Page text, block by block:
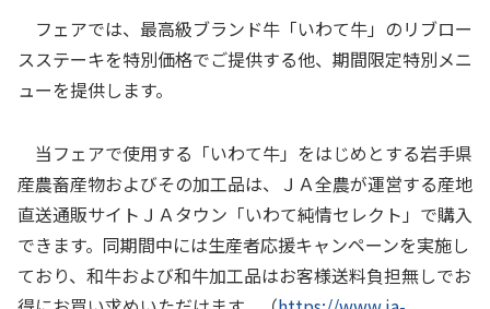
フェアでは、最高級ブランド牛「いわて牛」のリブロー
スステーキを特別価格でご提供する他、期間限定特別メニ
ューを提供します。
当フェアで使用する「いわて牛」をはじめとする岩手県
産農畜産物およびその加工品は、ＪＡ全農が運営する産地
直送通販サイトＪＡタウン「いわて純情セレクト」で購入
できます。同期間中には生産者応援キャンペーンを実施し
ており、和牛および和牛加工品はお客様送料負担無しでお